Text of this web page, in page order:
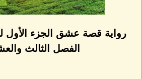
رواية قصة عشق الجزء الأول
الفصل الثالث